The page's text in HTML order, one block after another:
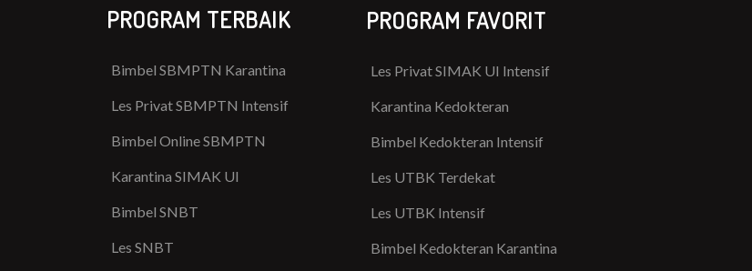
PROGRAM TERBAIK
Bimbel SBMPTN Karantina
Les Privat SBMPTN Intensif
Bimbel Online SBMPTN
Karantina SIMAK UI
Bimbel SNBT
Les SNBT
PROGRAM FAVORIT
Les Privat SIMAK UI Intensif
Karantina Kedokteran
Bimbel Kedokteran Intensif
Les UTBK Terdekat
Les UTBK Intensif
Bimbel Kedokteran Karantina